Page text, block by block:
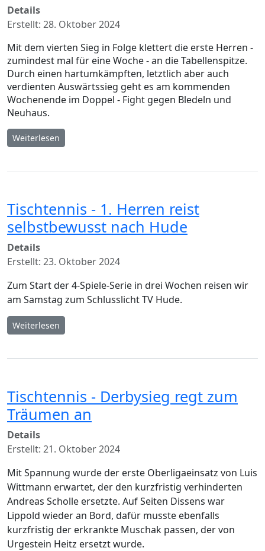
Details
Erstellt: 28. Oktober 2024
Mit dem vierten Sieg in Folge klettert die erste Herren -
zumindest mal für eine Woche - an die Tabellenspitze.
Durch einen hartumkämpften, letztlich aber auch
verdienten Auswärtssieg geht es am kommenden
Wochenende im Doppel - Fight gegen Bledeln und
Neuhaus.
Weiterlesen
Tischtennis - 1. Herren reist
selbstbewusst nach Hude
Details
Erstellt: 23. Oktober 2024
Zum Start der 4-Spiele-Serie in drei Wochen reisen wir
am Samstag zum Schlusslicht TV Hude.
Weiterlesen
Tischtennis - Derbysieg regt zum
Träumen an
Details
Erstellt: 21. Oktober 2024
Mit Spannung wurde der erste Oberligaeinsatz von Luis
Wittmann erwartet, der den kurzfristig verhinderten
Andreas Scholle ersetzte. Auf Seiten Dissens war
Lippold wieder an Bord, dafür musste ebenfalls
kurzfristig der erkrankte Muschak passen, der von
Urgestein Heitz ersetzt wurde.